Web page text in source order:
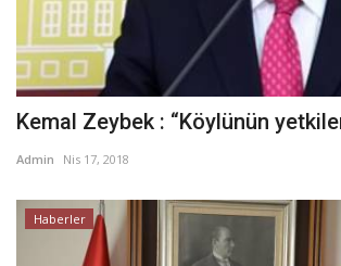
Kemal Zeybek : “Köylünün
Admin Nis 17, 2018
Haberler